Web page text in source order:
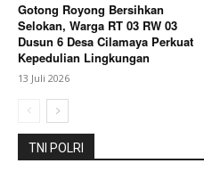
Gotong Royong Bersihkan
Selokan, Warga RT 03 RW 03
Dusun 6 Desa Cilamaya Perkuat
Kepedulian Lingkungan
13 Juli 2026
TNI POLRI